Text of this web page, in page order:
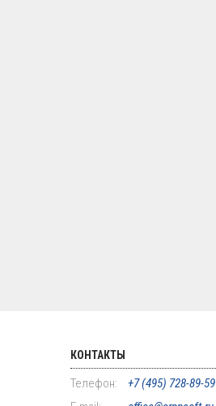
КОНТАКТЫ
Телефон:
+7 (495) 728-89-59